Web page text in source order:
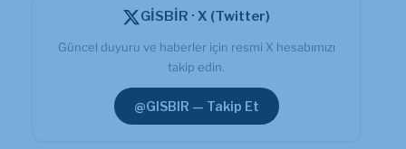
GİSBİR · X (Twitter)
Güncel duyuru ve haberler için resmi X hesabımızı
takip edin.
@GISBIR — Takip Et